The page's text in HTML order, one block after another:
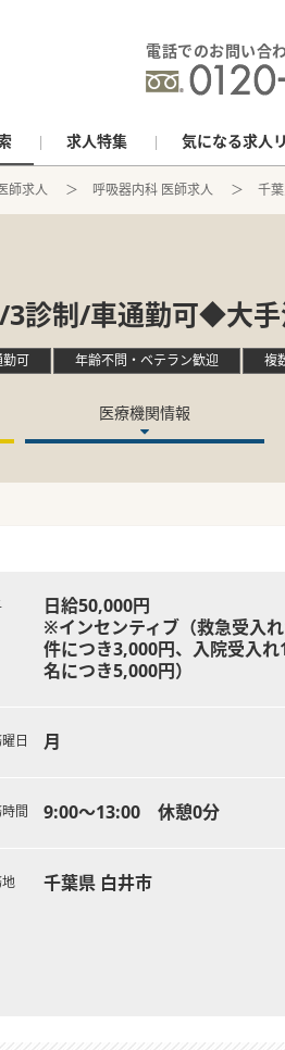
電話でのお問い合
求人特集 気になる求人
師求人 呼吸器内科 医師求人 千
3診制/車通勤可◆大
勤可 年齢不問・ベテラン歓迎 複
医療機関情報
日給50,000円
※インセンティブ（救急受入
件につき3,000円、入院受入れ
名につき5,000円）
日 月
間 9:00～13:00 休憩0分
千葉県 白井市